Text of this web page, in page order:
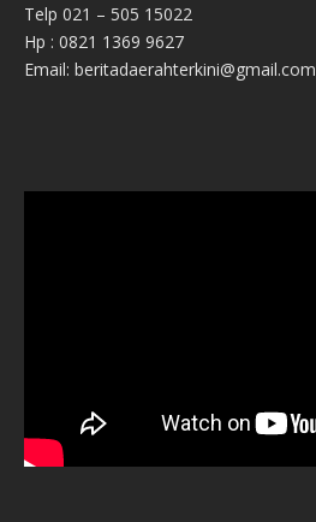
Telp 021 – 505 15022
Hp : 0821 1369 9627
Email: beritadaerahterkini@gmail.com